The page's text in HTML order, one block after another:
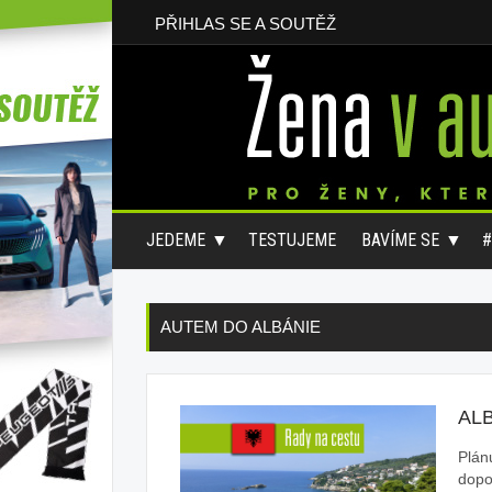
PŘIHLAS SE A SOUTĚŽ
JEDEME TESTUJEME BAVÍME SE
AUTEM DO ALBÁNIE